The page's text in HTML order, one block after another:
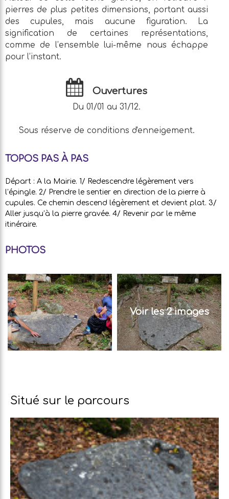
pierres de plus petites dimensions, portant aussi
des cupules, mais aucune figuration. La
signification de certaines représentations,
comme de l’ensemble lui-même nous échappe
pour l’instant.
Ouvertures
Du 01/01 au 31/12.
Sous réserve de conditions d'enneigement.
TOPOS PAS À PAS
Départ : A la Mairie. 1/ Redescendre légèrement vers
l’épingle. 2/ Prendre le sentier en direction de la pierre à
cupules. Ce chemin descend légèrement et devient plat. 3/
Aller jusqu’à la pierre gravée. 4/ Revenir par le même
itinéraire.
PHOTOS
Voir les 2 images
Situé sur le parcours